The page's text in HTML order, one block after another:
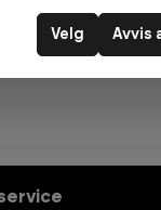
Avvis
Velg